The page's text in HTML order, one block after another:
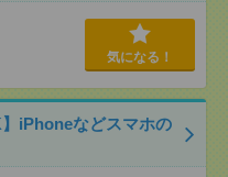
気になる！
】iPhoneなどスマホの